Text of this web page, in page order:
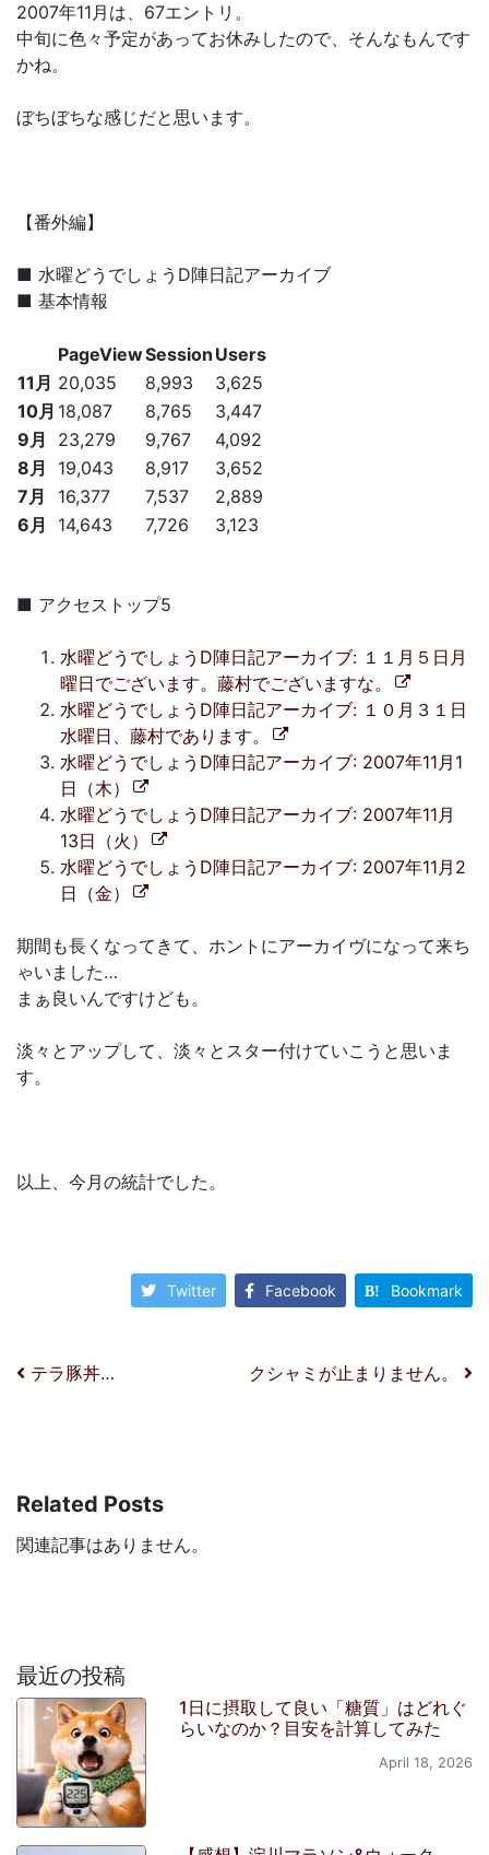
2007年11月は、67エントリ。
中旬に色々予定があってお休みしたので、そんなもんです
かね。
ぼちぼちな感じだと思います。
【番外編】
■ 水曜どうでしょうD陣日記アーカイブ
■ 基本情報
PageViewSession Users
11月 20,035 8,993
3,625
10月 18,087 8,765
3,447
9月
23,279 9,767
4,092
8月
19,043 8,917
3,652
7月
16,377 7,537
2,889
6月
14,643 7,726 3,123
■ アクセストップ5
水曜どうでしょうD陣日記アーカイブ: １１月５日月
曜日でございます。藤村でございますな。
水曜どうでしょうD陣日記アーカイブ: １０月３１日
水曜日、藤村であります。
水曜どうでしょうD陣日記アーカイブ: 2007年11月1
日（木）
水曜どうでしょうD陣日記アーカイブ: 2007年11月
13日（火）
水曜どうでしょうD陣日記アーカイブ: 2007年11月2
日（金）
期間も長くなってきて、ホントにアーカイヴになって来ち
ゃいました…
まぁ良いんですけども。
淡々とアップして、淡々とスター付けていこうと思いま
す。
以上、今月の統計でした。
Twitter Facebook Bookmark
投稿ナビゲーション
テラ豚丼… クシャミが止まりません。
Related Posts
関連記事はありません。
最近の投稿
1日に摂取して良い「糖質」はどれぐ
らいなのか？目安を計算してみた
April 18, 2026